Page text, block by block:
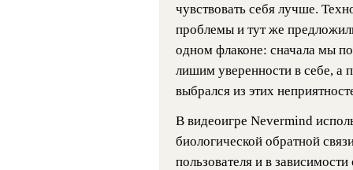
чувствовать себя лучше.
проблемы и тут же
одном флаконе: сначала мы
лишим уверенности в себе, а
выбрался из этих
В видеоигре Nevermind
биологической обратной
пользователя и в